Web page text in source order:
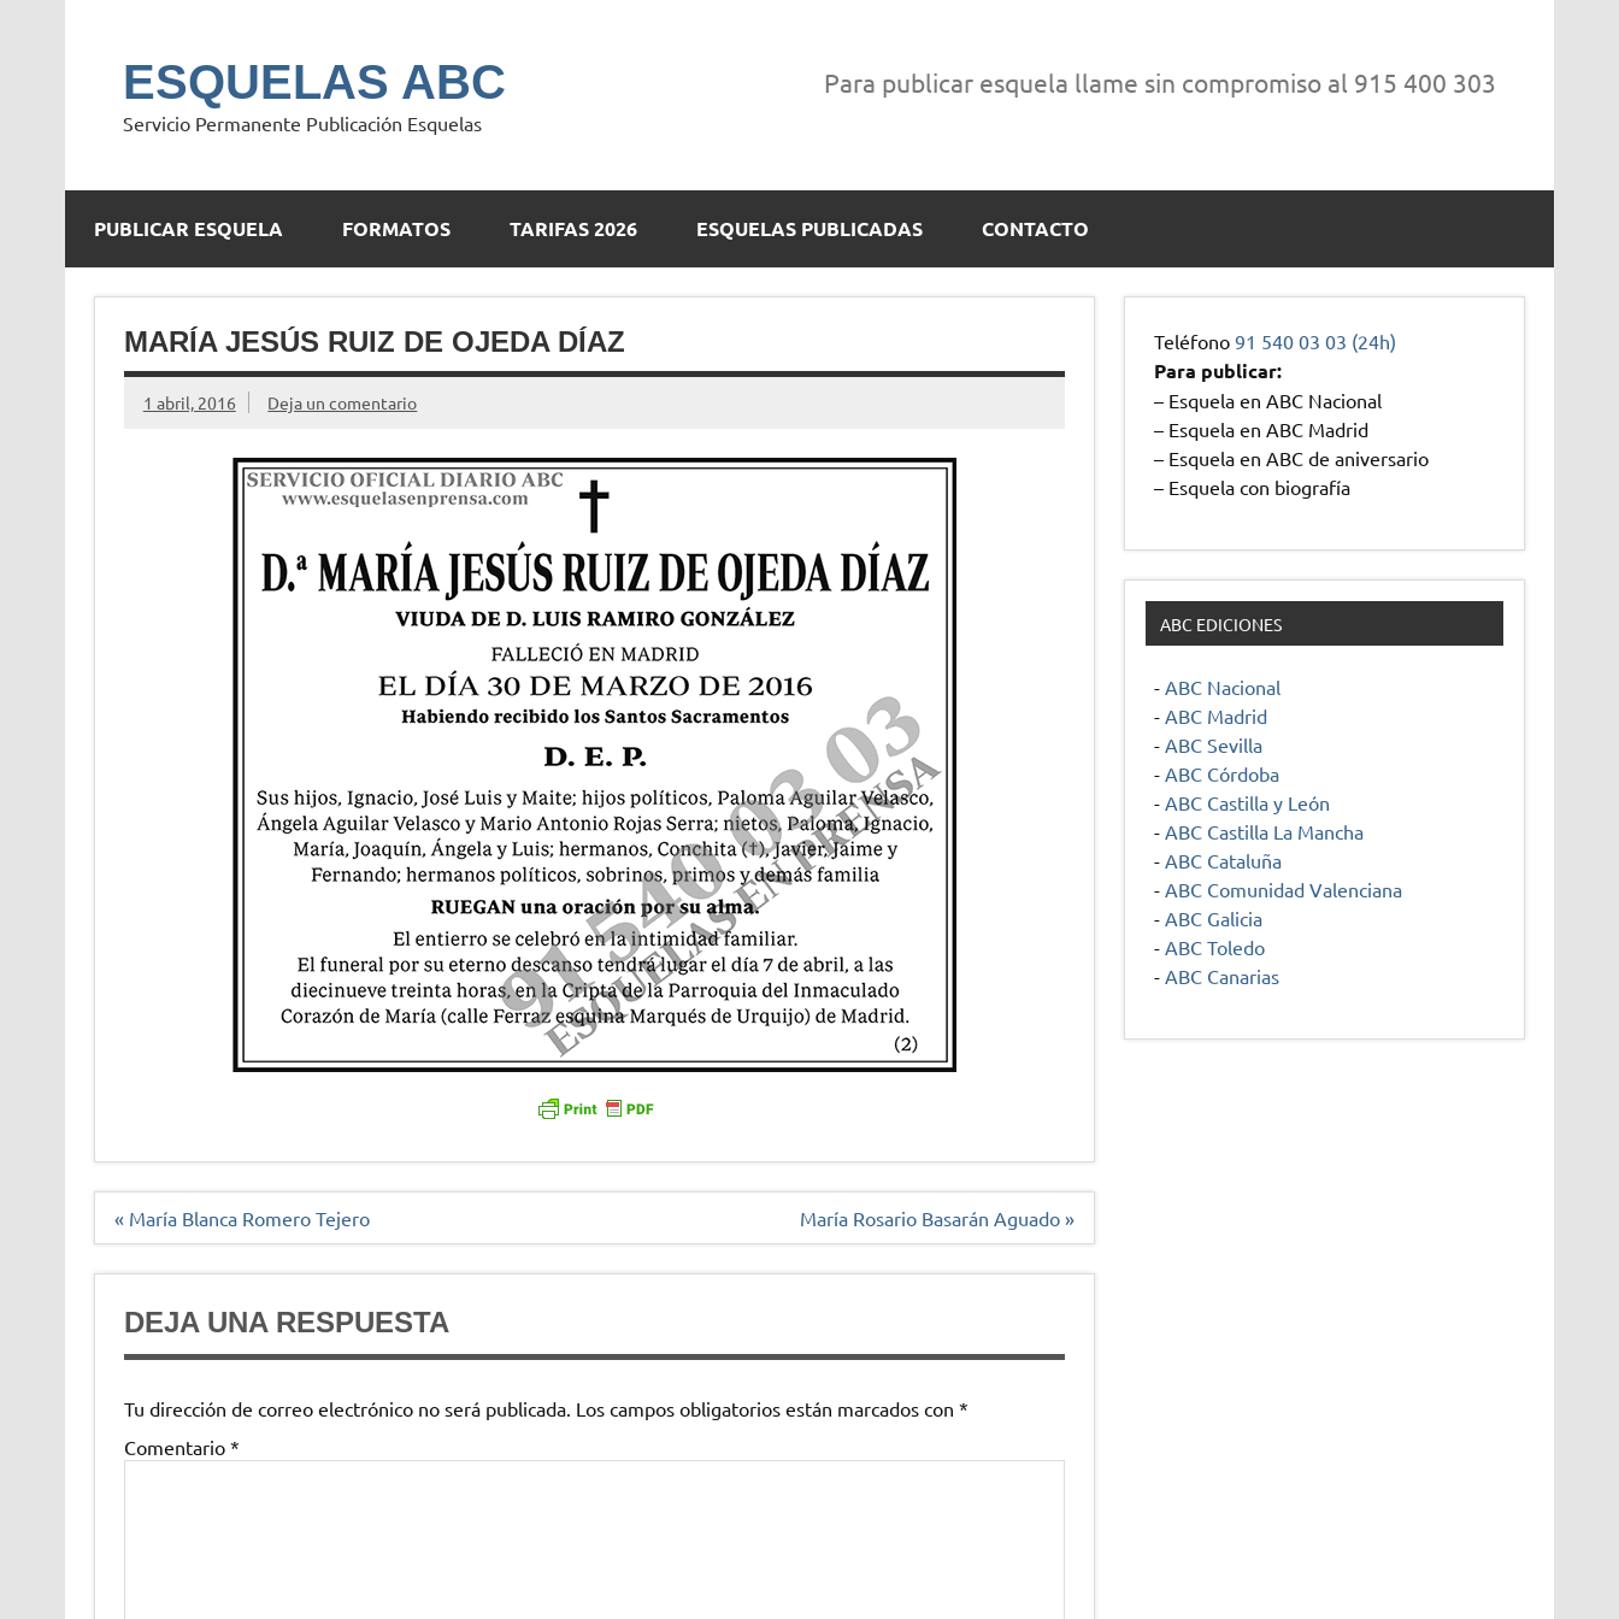
ESQUELAS ABC
Servicio Permanente Publicación Esquelas
Para publicar esquela llame sin compromiso al 915 400 303
PUBLICAR ESQUELA FORMATOS TARIFAS 2026 ESQUELAS PUBLICADAS CONTACTO
MARÍA JESÚS RUIZ DE OJEDA DÍAZ
1 abril, 2016 Deja un comentario
Navegación
« María Blanca Romero Tejero María Rosario Basarán Aguado »
DEJA UNA RESPUESTA
Tu dirección de correo electrónico no será publicada. Los campos obligatorios están marcados con *
Comentario *
Teléfono91 540 03 03 (24h)
Para publicar:
– Esquela en ABC Nacional
– Esquela en ABC Madrid
– Esquela en ABC de aniversario
– Esquela con biografía
ABC EDICIONES
- ABC Nacional
- ABC Madrid
- ABC Sevilla
- ABC Córdoba
- ABC Castilla y León
- ABC Castilla La Mancha
- ABC Cataluña
- ABC Comunidad Valenciana
- ABC Galicia
- ABC Toledo
- ABC Canarias